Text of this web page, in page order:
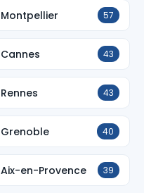
Montpellier 57
Cannes 43
Rennes 43
Grenoble 40
Aix-en-Provence 39